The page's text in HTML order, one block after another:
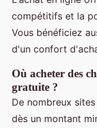
compétitifs et la
Vous bénéficiez
d'un confort
Où acheter des
gratuite ?
De nombreux
dès un montant